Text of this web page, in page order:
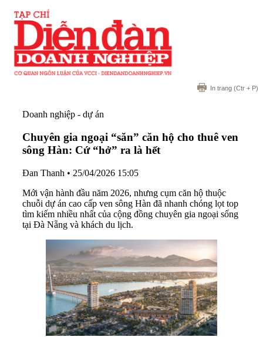
In trang (Ctr + P)
Doanh nghiệp - dự án
Chuyên gia ngoại “săn” căn hộ cho thuê ven
sông Hàn: Cứ “hở” ra là hết
Đan Thanh • 25/04/2026 15:05
Mới vận hành đầu năm 2026, nhưng cụm căn hộ thuộc
chuỗi dự án cao cấp ven sông Hàn đã nhanh chóng lọt top
tìm kiếm nhiều nhất của cộng đồng chuyên gia ngoại sống
tại Đà Nẵng và khách du lịch.